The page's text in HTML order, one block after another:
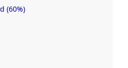
(60%)